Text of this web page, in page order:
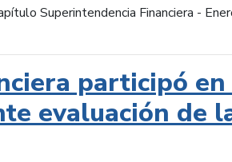
Superintendencia Financiera -
participó
evaluación de